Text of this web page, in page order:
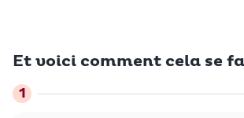
Et voici comment cela se